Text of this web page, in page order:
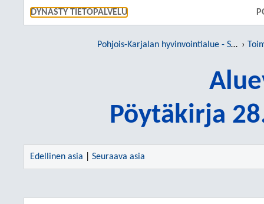
DYNASTY TIETOPALVELU SIIRRY
Pohjois-Karjalan hyvinvointialue - Siun sote
Pöytäkirja
Edellinen asia Seuraava asia